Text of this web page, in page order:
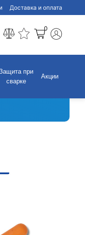
Доставка и оплата
0
при
сварке
Акции